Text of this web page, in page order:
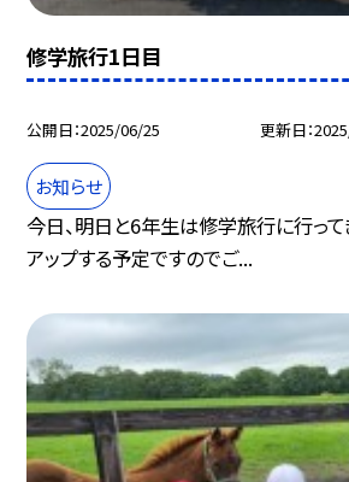
修学旅行1日目
公開日 2025/06/25 更新日
お知らせ
今日、明日と6年生は修学旅行に行って
アップする予定ですのでご...